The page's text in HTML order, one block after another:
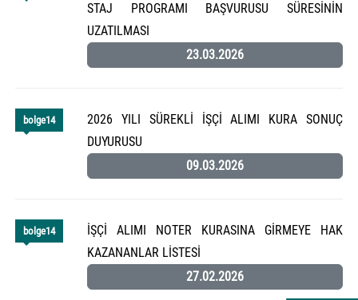
STAJ PROGRAMI BAŞVURUSU SÜRESİNİN
UZATILMASI
23.03.2026
bolge14
2026 YILI SÜREKLİ İŞÇİ ALIMI KURA SONUÇ
DUYURUSU
09.03.2026
bolge14
İŞÇİ ALIMI NOTER KURASINA GİRMEYE HAK
KAZANANLAR LİSTESİ
27.02.2026